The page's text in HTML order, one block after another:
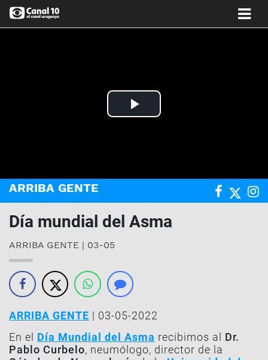
Play
ARRIBA GENTE
Día mundial del Asma
ARRIBA GENTE | 03-05
ARRIBA GENTE | 03-05-2022
En el Día Mundial del Asma recibimos al Dr.
Pablo Curbelo, neumólogo, director de la